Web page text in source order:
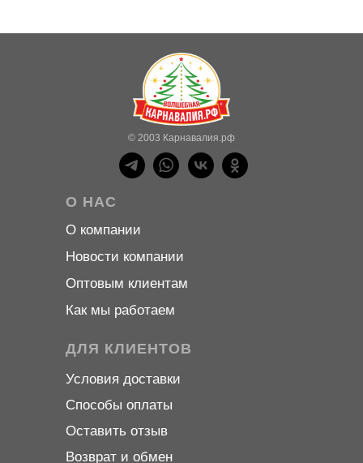
О НАС
ДЛЯ КЛИЕНТОВ
© 2003 Карнавалия.рф
Условия доставки
Возврат и обмен
Способы оплаты
Оставить отзыв
О компании
Оптовым клиентам
Новости компании
Как мы работаем